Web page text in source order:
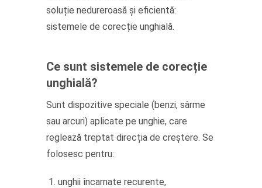
soluție nedureroasă și eficientă:
sistemele de corecție unghială.
Ce sunt sistemele de corecție
unghială?
Sunt dispozitive speciale (benzi, sârme
sau arcuri) aplicate pe unghie, care
reglează treptat direcția de creștere. Se
folosesc pentru:
unghii încarnate recurente,